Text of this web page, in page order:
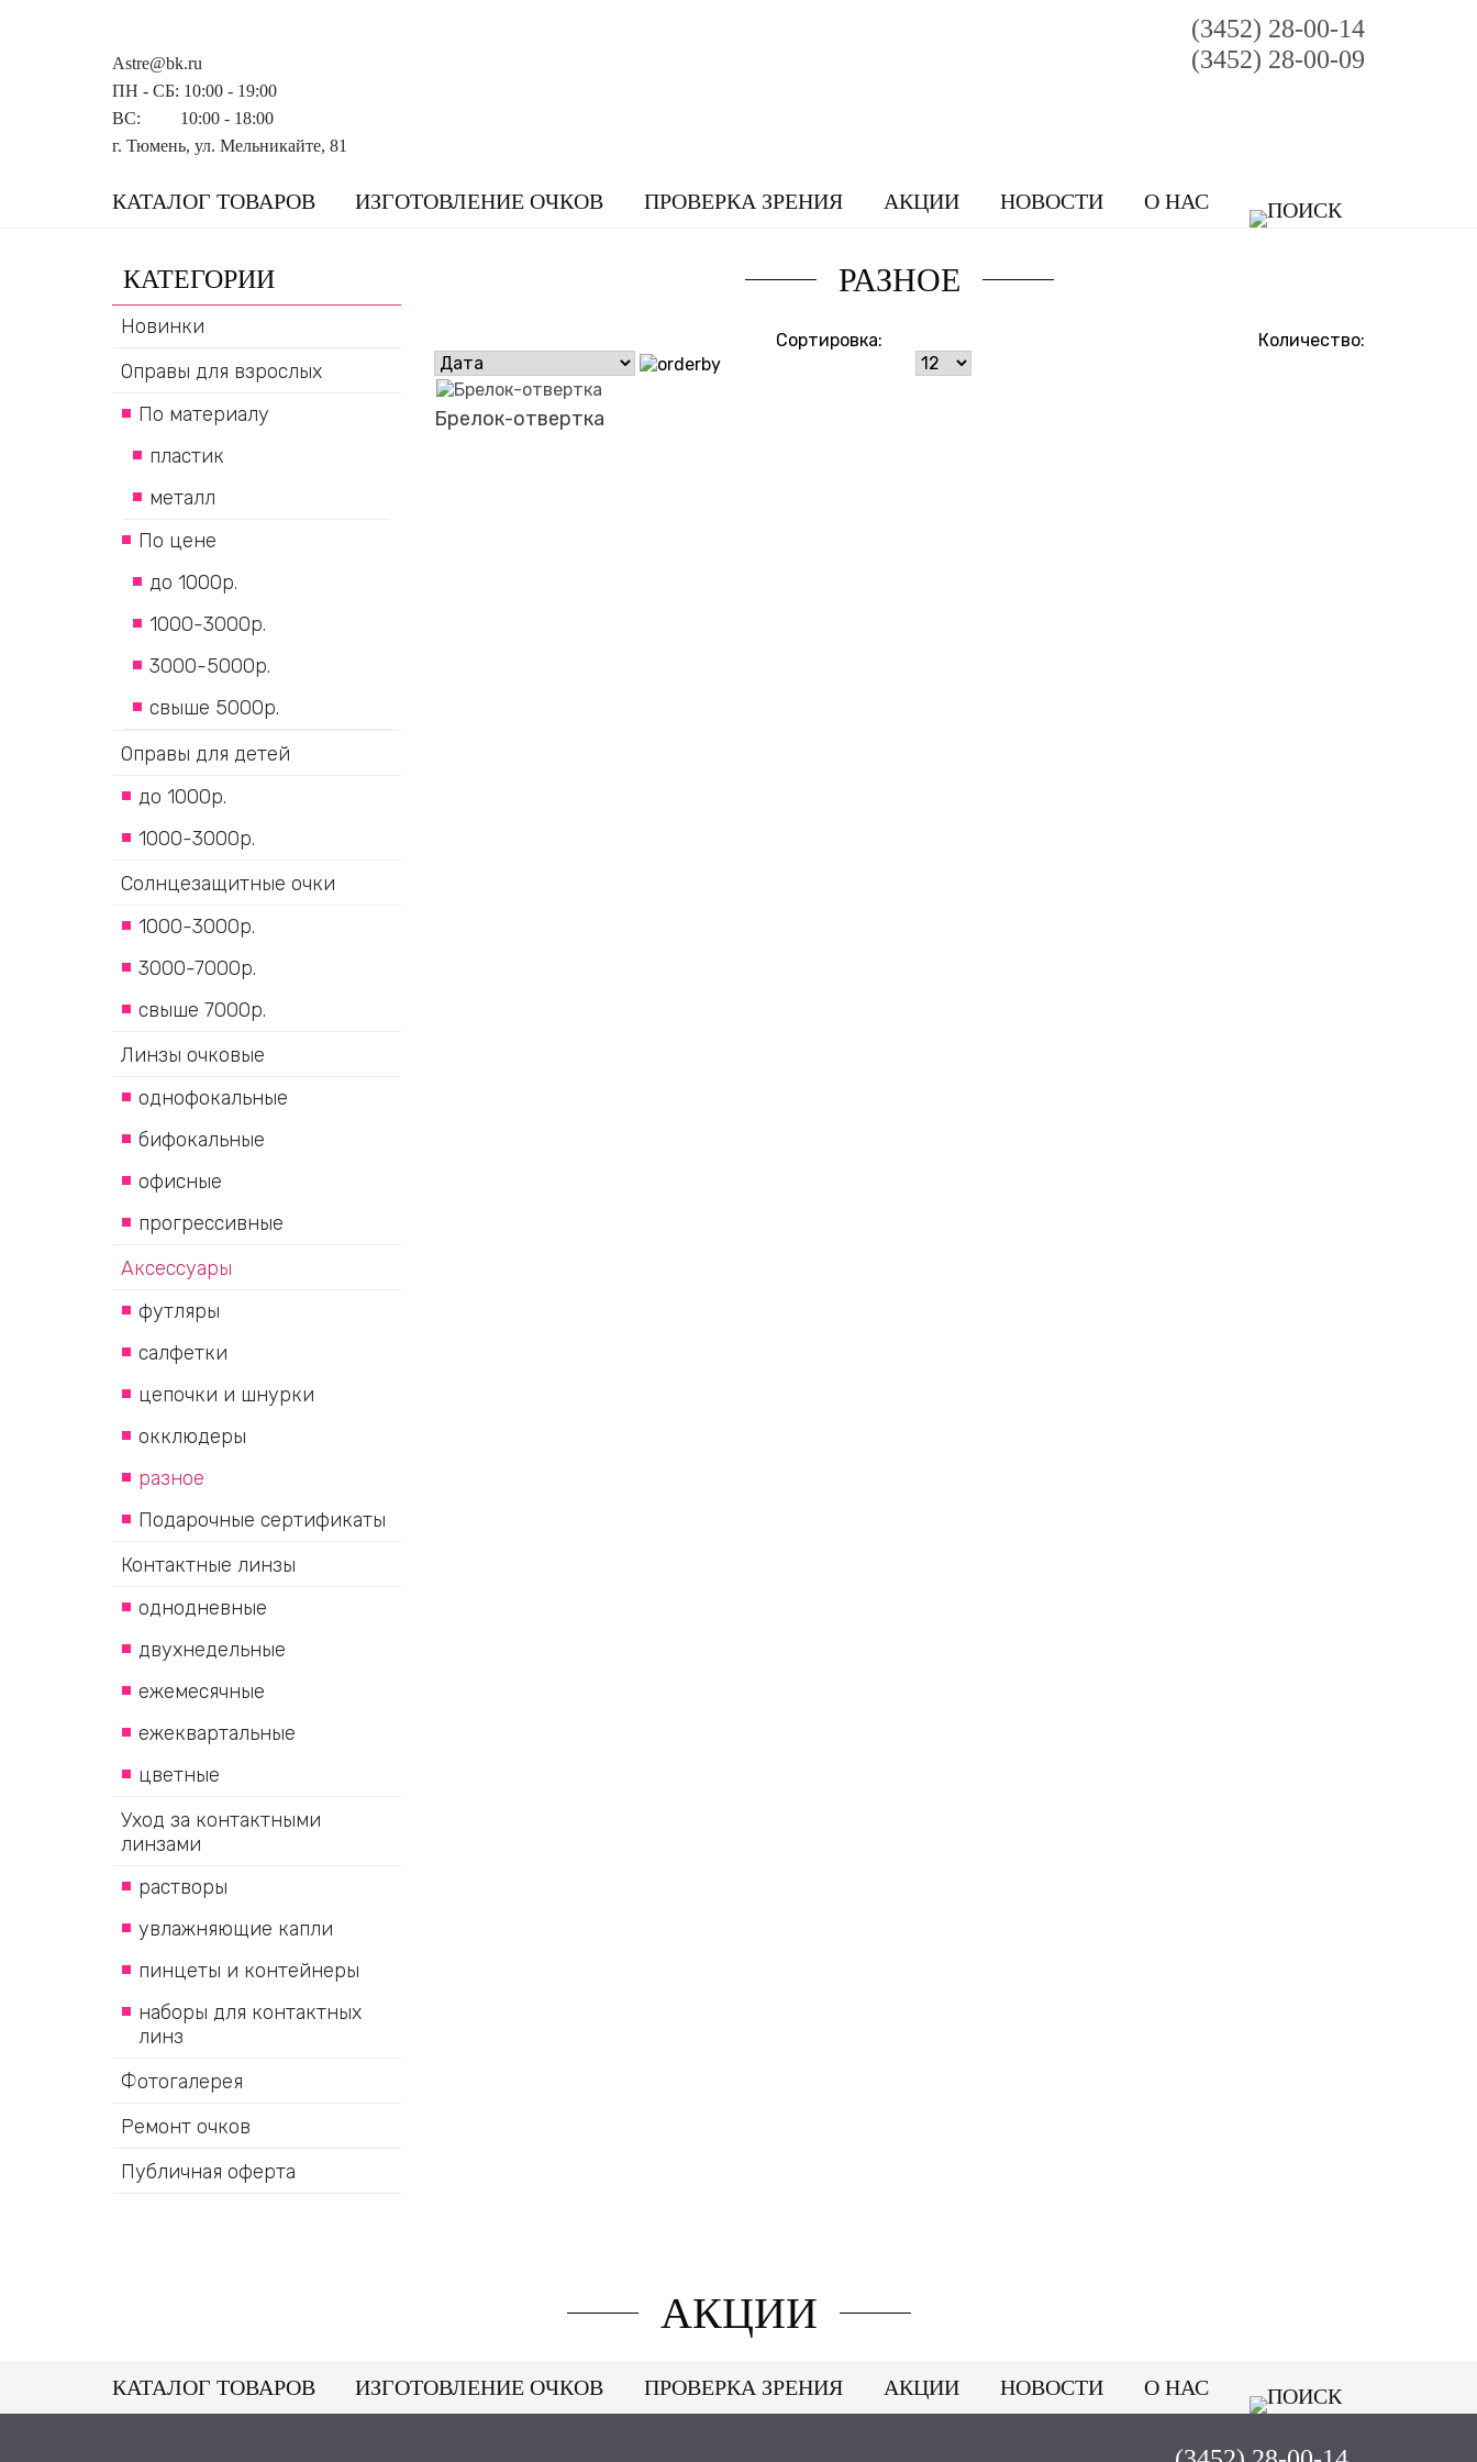
Astre@bk.ru
ПН - СБ: 10:00 - 19:00
ВС: 10:00 - 18:00
г. Тюмень, ул. Мельникайте, 81
(3452) 28-00-14
(3452) 28-00-09
КАТАЛОГ ТОВАРОВ ИЗГОТОВЛЕНИЕ ОЧКОВ ПРОВЕРКА ЗРЕНИЯ АКЦИИ НОВОСТИ О НАС
РАЗНОЕ
Сортировка: Количество:
Брелок-отвертка
КАТЕГОРИИ
Новинки
Оправы для взрослых
По материалу
пластик
металл
По цене
до 1000р.
1000-3000р.
3000-5000р.
свыше 5000р.
Оправы для детей
до 1000р.
1000-3000р.
Солнцезащитные очки
1000-3000р.
3000-7000р.
свыше 7000р.
Линзы очковые
однофокальные
бифокальные
офисные
прогрессивные
Аксессуары
футляры
салфетки
цепочки и шнурки
окклюдеры
разное
Подарочные сертификаты
Контактные линзы
однодневные
двухнедельные
ежемесячные
ежеквартальные
цветные
Уход за контактными
линзами
растворы
увлажняющие капли
пинцеты и контейнеры
наборы для контактных
линз
Фотогалерея
Ремонт очков
Публичная оферта
АКЦИИ
КАТАЛОГ ТОВАРОВ ИЗГОТОВЛЕНИЕ ОЧКОВ ПРОВЕРКА ЗРЕНИЯ АКЦИИ НОВОСТИ О НАС